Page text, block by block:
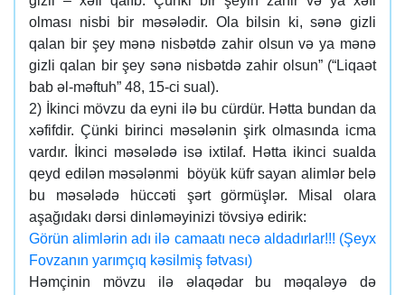
olması nisbi bir məsələdir. Ola bilsin ki, sənə gizli
qalan bir şey mənə nisbətdə zahir olsun və ya mənə
gizli qalan bir şey sənə nisbətdə zahir olsun” (“Liqaət
bab əl-məftuh” 48, 15-ci sual).
2) İkinci mövzu da eyni ilə bu cürdür. Hətta bundan da
xəfifdir. Çünki birinci məsələnin şirk olmasında icma
vardır. İkinci məsələdə isə ixtilaf. Hətta ikinci sualda
qeyd edilən məsələnmi böyük küfr sayan alimlər belə
bu məsələdə hüccəti şərt görmüşlər. Misal olara
aşağıdakı dərsi dinləməyinizi tövsiyə edirik:
Görün alimlərin adı ilə camaatı necə aldadırlar!!! (Şeyx
Fovzanın yarımçıq kəsilmiş fətvası)
Həmçinin mövzu ilə əlaqədar bu məqaləyə də